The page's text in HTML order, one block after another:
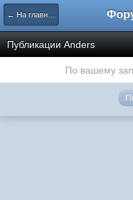
← На главную
Публикации Anders
По вашему